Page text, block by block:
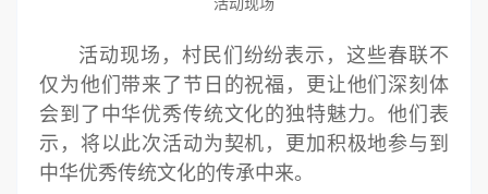
活动现场，村民们纷纷表示，这些春联不
仅为他们带来了节日的祝福，更让他们深刻体
会到了中华优秀传统文化的独特魅力。他们表
示，将以此次活动为契机，更加积极地参与到
中华优秀传统文化的传承中来。